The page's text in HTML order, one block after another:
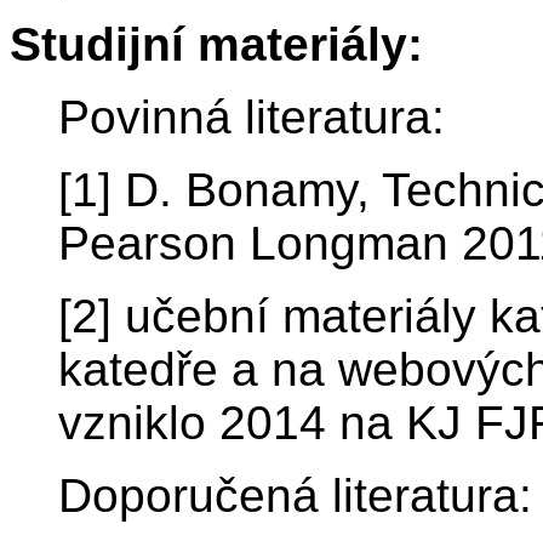
Studijní materiály:
Povinná literatura:
[1] D. Bonamy,
Pearson Longman
[2] učební materiály
katedře a na
vzniklo 2014 na KJ
Doporučená literatura: